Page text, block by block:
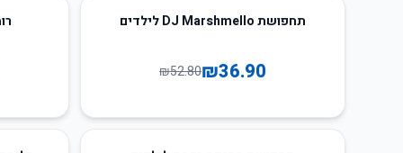
תחפושת DJ Marshmello לילדים
₪36.90
₪52.80